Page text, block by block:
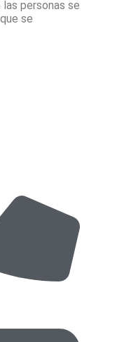
personas se
se